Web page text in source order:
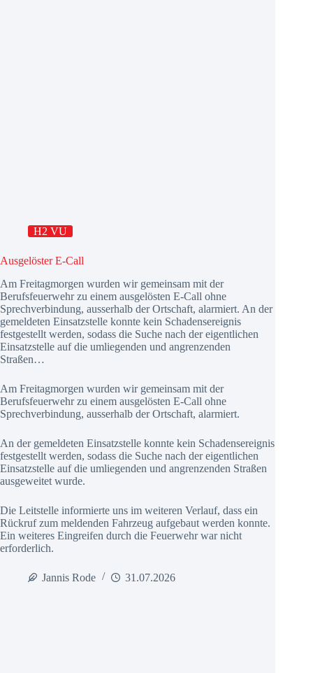
H2 VU
Ausgelöster E-Call
Am Freitagmorgen wurden wir gemeinsam mit der
Berufsfeuerwehr zu einem ausgelösten E-Call ohne
Sprechverbindung, ausserhalb der Ortschaft, alarmiert. An der
gemeldeten Einsatzstelle konnte kein Schadensereignis
festgestellt werden, sodass die Suche nach der eigentlichen
Einsatzstelle auf die umliegenden und angrenzenden
Straßen…
Am Freitagmorgen wurden wir gemeinsam mit der
Berufsfeuerwehr zu einem ausgelösten E-Call ohne
Sprechverbindung, ausserhalb der Ortschaft, alarmiert.
An der gemeldeten Einsatzstelle konnte kein Schadensereignis
festgestellt werden, sodass die Suche nach der eigentlichen
Einsatzstelle auf die umliegenden und angrenzenden Straßen
ausgeweitet wurde.
Die Leitstelle informierte uns im weiteren Verlauf, dass ein
Rückruf zum meldenden Fahrzeug aufgebaut werden konnte.
Ein weiteres Eingreifen durch die Feuerwehr war nicht
erforderlich.
Jannis Rode 31.07.2026